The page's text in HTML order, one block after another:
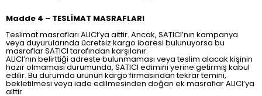
Madde 4 – TESLİMAT MASRAFLARI
Teslimat masrafları ALICI’ya aittir. Ancak, SATICI’nın kampanya
veya duyurularında ücretsiz kargo ibaresi bulunuyorsa bu
masraflar SATICI tarafından karşılanır.
ALICI’nın belirttiği adreste bulunmaması veya teslim alacak kişinin
hazır olmaması durumunda, SATICI edimini yerine getirmiş kabul
edilir. Bu durumda ürünün kargo firmasından tekrar temini,
bekletilmesi veya iade edilmesinden doğan ek masraflar ALICI’ya
aittir.